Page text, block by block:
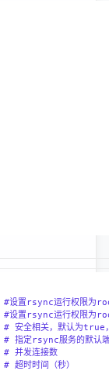
#设置rsync运行权限为
#设置rsync运行权限为
# 安全相关，默认为true
# 指定rsync服务的默认
# 并发连接数
# 超时时间（秒）